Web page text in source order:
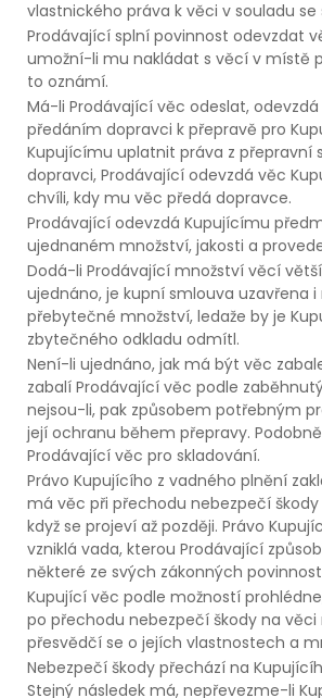
vlastnického práva k věci v souladu se
Prodávající splní povinnost odevzdat
umožní-li mu nakládat s věcí v místě
to oznámí.
Má-li Prodávající věc odeslat,
předáním dopravci k přepravě pro
Kupujícímu uplatnit práva z přepravní
dopravci, Prodávající odevzdá věc
chvíli, kdy mu věc předá dopravce.
Prodávající odevzdá Kupujícímu
ujednaném množství, jakosti a
Dodá-li Prodávající množství věcí
ujednáno, je kupní smlouva uzavřena
přebytečné množství, ledaže by je
zbytečného odkladu odmítl.
Není-li ujednáno, jak má být věc
zabalí Prodávající věc podle
nejsou-li, pak způsobem potřebným
její ochranu během přepravy.
Prodávající věc pro skladování.
Právo Kupujícího z vadného plnění
má věc při přechodu nebezpečí škody
když se projeví až později. Právo
vzniklá vada, kterou Prodávající
některé ze svých zákonných
Kupující věc podle možností
po přechodu nebezpečí škody na věci
přesvědčí se o jejích vlastnostech a
Nebezpečí škody přechází na
Stejný následek má, nepřevezme-li